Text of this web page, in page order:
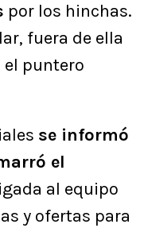
por los hinchas.
fuera de ella
puntero
se informó
el
al equipo
y ofertas para